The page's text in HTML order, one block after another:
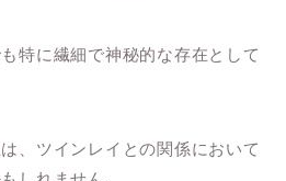
特に繊細で神秘的な存在として
、ツインレイとの関係において